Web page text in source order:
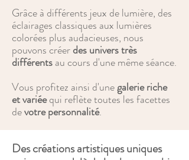
Grâce à différents jeux de lumière, des
éclairages classiques aux lumières
colorées plus audacieuses, nous
pouvons créerdes univers très
différentsau cours d'une même séance.
Vous profitez ainsi d'unegalerie riche
et variéequi reflète toutes les facettes
devotre personnalité.
Des créations artistiques uniques